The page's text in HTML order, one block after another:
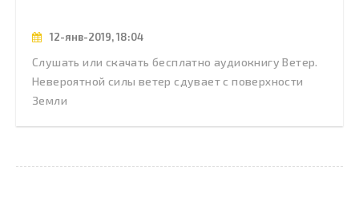
12-янв-2019, 18:04
Слушать или скачать бесплатно аудиокнигу Ветер.
Невероятной силы ветер сдувает с поверхности
Земли